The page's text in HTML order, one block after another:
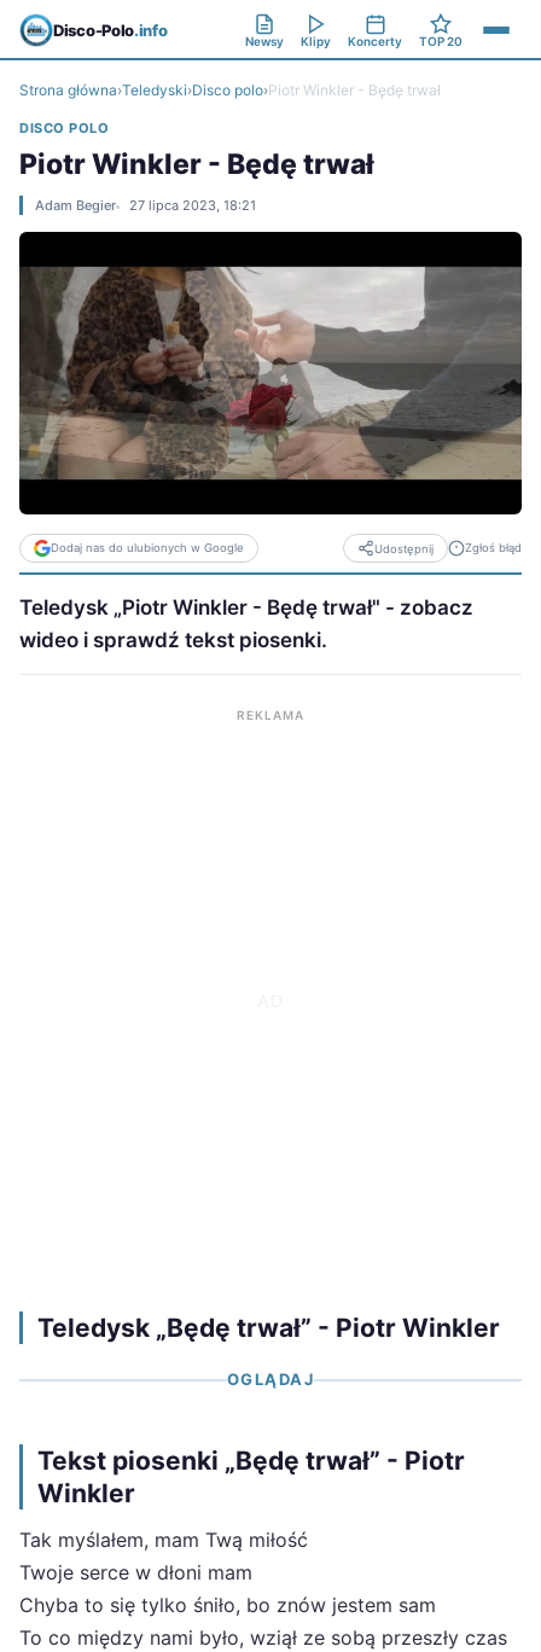
Disco-Polo.info
Newsy Klipy Koncerty TOP 20
Strona główna›Teledyski›Disco polo›Piotr Winkler - Będę trwał
DISCO POLO
Piotr Winkler - Będę trwał
Adam Begier 27 lipca 2023, 18:21
Dodaj nas do ulubionych w Google Udostępnij Zgłoś błąd
Teledysk „Piotr Winkler - Będę trwał" - zobacz
wideo i sprawdź tekst piosenki.
REKLAMA
Teledysk „Będę trwał” - Piotr Winkler
OGLĄDAJ
Tekst piosenki „Będę trwał” - Piotr
Winkler
Tak myślałem, mam Twą miłość
Twoje serce w dłoni mam
Chyba to się tylko śniło, bo znów jestem sam
To co między nami było, wziął ze sobą przeszły czas